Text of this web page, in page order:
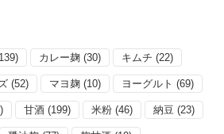
カレー麹 (30) キムチ (22)
(52) マヨ麹 (10) ヨーグルト (69)
甘酒 (199) 米粉 (46) 納豆 (23)